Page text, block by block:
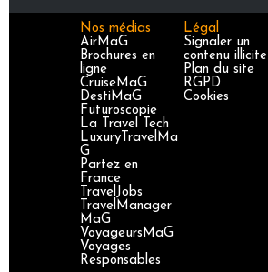
Nos médias
AirMaG
Brochures en
ligne
CruiseMaG
DestiMaG
Futuroscopie
La Travel Tech
LuxuryTravelMa
G
Partez en
France
TravelJobs
TravelManager
MaG
VoyageursMaG
Voyages
Responsables
Légal
Signaler un
contenu illicite
Plan du site
RGPD
Cookies